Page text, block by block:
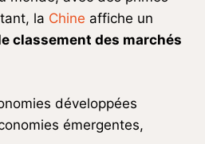
la Chine affiche un
classement des marchés
développées
émergentes,